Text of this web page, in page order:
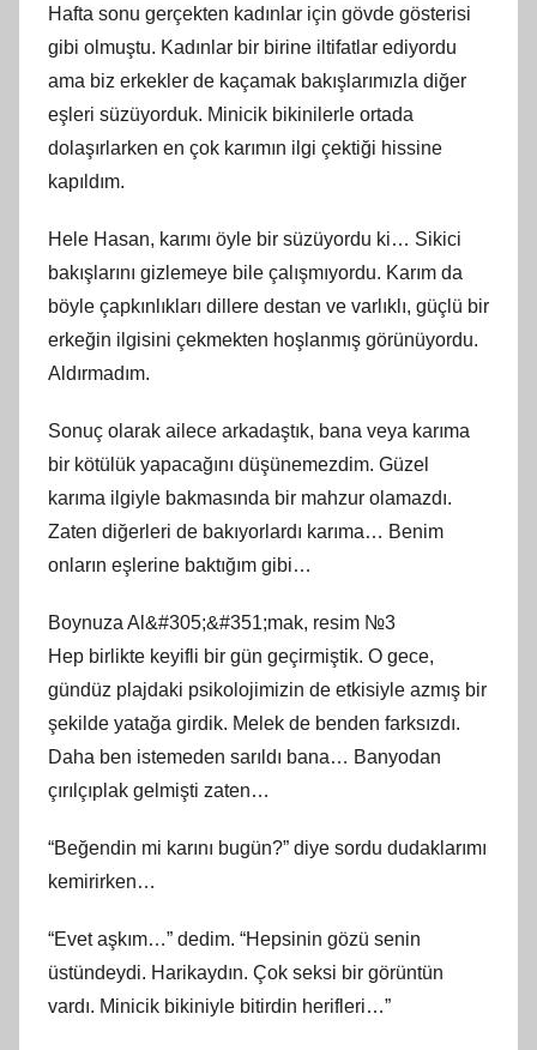
Hafta sonu gerçekten kadınlar için gövde gösterisi
gibi olmuştu. Kadınlar bir birine iltifatlar ediyordu
ama biz erkekler de kaçamak bakışlarımızla diğer
eşleri süzüyorduk. Minicik bikinilerle ortada
dolaşırlarken en çok karımın ilgi çektiği hissine
kapıldım.
Hele Hasan, karımı öyle bir süzüyordu ki… Sikici
bakışlarını gizlemeye bile çalışmıyordu. Karım da
böyle çapkınlıkları dillere destan ve varlıklı, güçlü bir
erkeğin ilgisini çekmekten hoşlanmış görünüyordu.
Aldırmadım.
Sonuç olarak ailece arkadaştık, bana veya karıma
bir kötülük yapacağını düşünemezdim. Güzel
karıma ilgiyle bakmasında bir mahzur olamazdı.
Zaten diğerleri de bakıyorlardı karıma… Benim
onların eşlerine baktığım gibi…
Boynuza Al&#305;&#351;mak, resim №3
Hep birlikte keyifli bir gün geçirmiştik. O gece,
gündüz plajdaki psikolojimizin de etkisiyle azmış bir
şekilde yatağa girdik. Melek de benden farksızdı.
Daha ben istemeden sarıldı bana… Banyodan
çırılçıplak gelmişti zaten…
“Beğendin mi karını bugün?” diye sordu dudaklarımı
kemirirken…
“Evet aşkım…” dedim. “Hepsinin gözü senin
üstündeydi. Harikaydın. Çok seksi bir görüntün
vardı. Minicik bikiniyle bitirdin herifleri…”